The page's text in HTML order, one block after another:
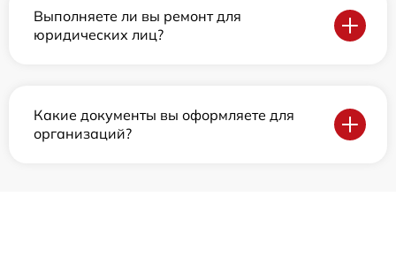
Выполняете ли вы ремонт для
юридических лиц?
Какие документы вы оформляете для
организаций?